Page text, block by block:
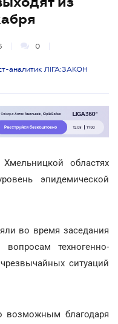
0
аналитик ЛІГА:ЗАКОН
областях
эпидемической
во время заседания
техногенно-
ситуаций
возможным благодаря